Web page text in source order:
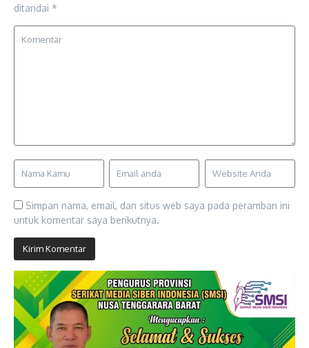
ditandai *
Simpan nama, email, dan situs web saya pada peramban ini
untuk komentar saya berikutnya.